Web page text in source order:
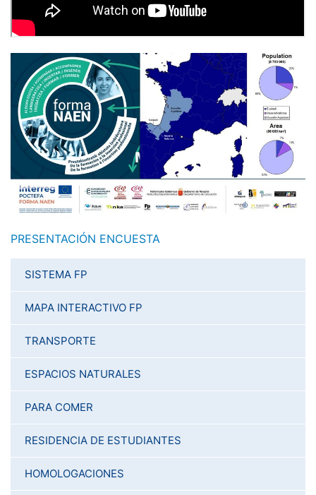
PRESENTACIÓN ENCUESTA
SISTEMA FP
MAPA INTERACTIVO FP
TRANSPORTE
ESPACIOS NATURALES
PARA COMER
RESIDENCIA DE ESTUDIANTES
HOMOLOGACIONES